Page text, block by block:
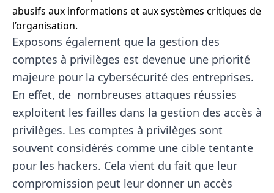
abusifs aux informations et aux systèmes critiques de
l’organisation.
Exposons également que la gestion des
comptes à privilèges est devenue une priorité
majeure pour la cybersécurité des entreprises.
En effet, de nombreuses attaques réussies
exploitent les failles dans la gestion des accès à
privilèges. Les comptes à privilèges sont
souvent considérés comme une cible tentante
pour les hackers. Cela vient du fait que leur
compromission peut leur donner un accès